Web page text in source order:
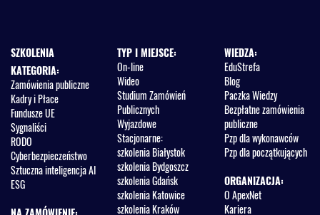
SZKOLENIA
KATEGORIA:
Zamówienia publiczne
Kadry i Płace
Fundusze UE
Sygnaliści
RODO
Cyberbezpieczeństwo
Sztuczna inteligencja AI
ESG
TYP I MIEJSCE:
On-line
Wideo
Studium Zamówień
Publicznych
Wyjazdowe
Stacjonarne:
szkolenia Białystok
szkolenia Bydgoszcz
szkolenia Gdańsk
szkolenia Katowice
szkolenia Kraków
WIEDZA:
EduStrefa
Blog
Paczka Wiedzy
Bezpłatne zamówienia
publiczne
Pzp dla wykonawców
Pzp dla początkujących
ORGANIZACJA:
O ApexNet
Kariera